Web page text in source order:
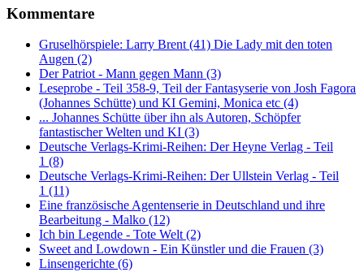
Kommentare
Gruselhörspiele: Larry Brent (41) Die Lady mit den toten
Augen (2)
Der Patriot - Mann gegen Mann (3)
Leseprobe - Teil 358-9, Teil der Fantasyserie von Josh Fagora
(Johannes Schütte) und KI Gemini, Monica etc (4)
... Johannes Schütte über ihn als Autoren, Schöpfer
fantastischer Welten und KI (3)
Deutsche Verlags-Krimi-Reihen: Der Heyne Verlag - Teil
1 (8)
Deutsche Verlags-Krimi-Reihen: Der Ullstein Verlag - Teil
1 (11)
Eine französische Agentenserie in Deutschland und ihre
Bearbeitung - Malko (12)
Ich bin Legende - Tote Welt (2)
Sweet and Lowdown - Ein Künstler und die Frauen (3)
Linsengerichte (6)